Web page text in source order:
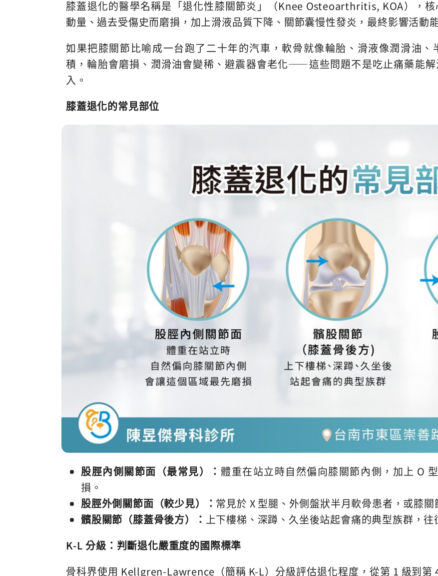
膝蓋退化的醫學名稱是「退化性膝關節炎」（Knee Osteoarthritis, KOA），
動量、過去受傷史而磨損，加上滑液品質下降、關節囊慢性發炎，最終影響活動
如果把膝關節比喻成一台跑了二十年的汽車，軟骨就像輪胎、滑液像潤滑油
積，輪胎會磨損、潤滑油會變稀、避震器會老化——這些問題不是吃止痛藥能
入。
膝蓋退化的常見部位
股脛內側關節面（最常見）： 體重在站立時自然偏向膝關節內側，加上 O
損。
股脛外側關節面（較少見）： 常見於 X 型腿、外側盤狀半月軟骨患者，或膝關
髕股關節（膝蓋骨後方）： 上下樓梯、深蹲、久坐後站起會痛的典型族群，
K-L分級：判斷退化嚴重度的國際標準
骨科界使用 Kellgren-Lawrence（簡稱 K-L）分級評估退化程度，從第 1 級到第